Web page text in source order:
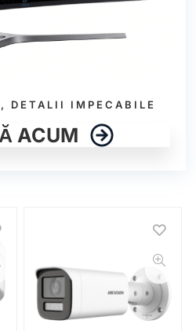
DETALII IMPECABILE
ACUM